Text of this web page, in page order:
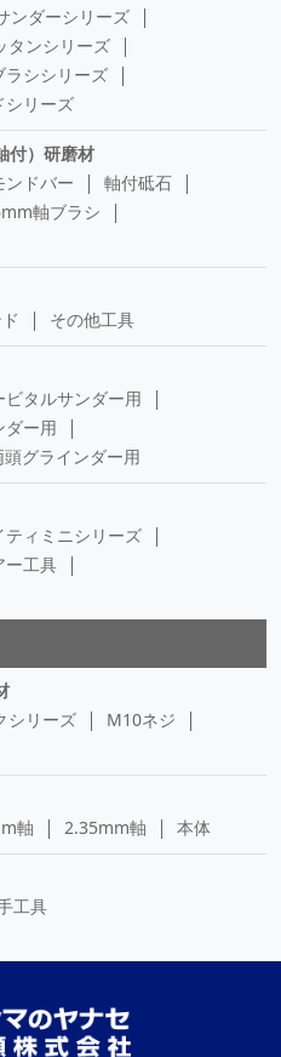
ンダーシリーズ
タンシリーズ
ラシシリーズ
シリーズ
付）研磨材
ンドバー
軸付砥石
軸ブラシ
その他工具
ビタルサンダー用
ダー用
頭グラインダー用
ティミニシリーズ
ー工具
シリーズ
M10ネジ
軸 2.35mm軸 本体
工具